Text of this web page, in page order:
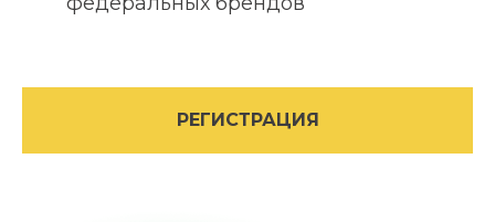
РЕГИСТРАЦИЯ